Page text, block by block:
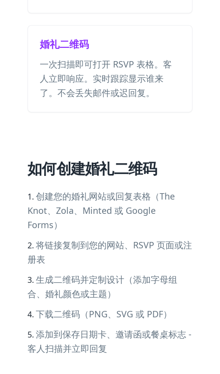
婚礼二维码
一次扫描即可打开 RSVP 表格。客
人立即响应。实时跟踪显示谁来
了。不会丢失邮件或迟回复。
如何创建婚礼二维码
创建您的婚礼网站或回复表格（The
Knot、Zola、Minted 或 Google
Forms）
将链接复制到您的网站、RSVP 页面或注
册表
生成二维码并定制设计（添加字母组
合、婚礼颜色或主题）
下载二维码（PNG、SVG 或 PDF）
添加到保存日期卡、邀请函或餐桌标志 -
客人扫描并立即回复